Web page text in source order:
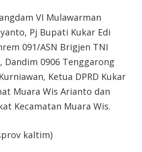
VI Mulawarman
Pj Bupati Kukar Edi
091/ASN Brigjen TNI
Dandim 0906 Tenggarong
Ketua DPRD Kukar
Muara Wis Arianto dan
Kecamatan Muara Wis.
kaltim)